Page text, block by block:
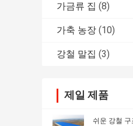
가금류 집 (8)
가축 농장 (10)
강철 말집 (3)
제일 제품
쉬운 강철 구